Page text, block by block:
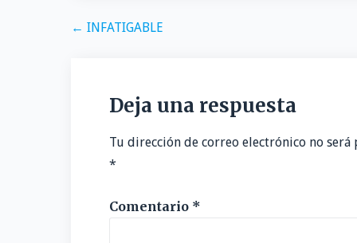
Navegación
entradas
← INFATIGABLE
Deja una respuesta
Tu dirección de correo electrónico no será
*
Comentario *